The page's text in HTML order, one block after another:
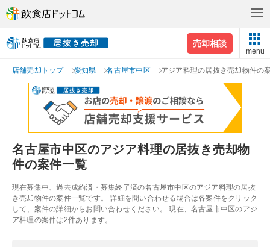
売却相談
menu
店舗売却トップ 愛知県 名古屋市中区 アジア料理の居抜き売却物件の
名古屋市中区のアジア料理の居抜き売却物
件の案件一覧
現在募集中、過去成約済・募集終了済の名古屋市中区のアジア料理の居抜
き売却物件の案件一覧です。 詳細を問い合わせる場合は各案件をクリック
して、案件の詳細からお問い合わせください。 現在、名古屋市中区のアジ
ア料理の案件は2件あります。